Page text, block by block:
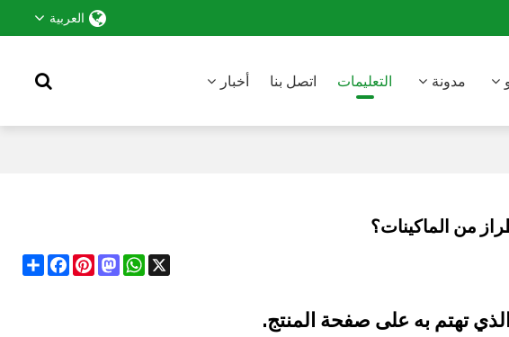
العربية
مدونة التعليمات اتصل بنا أخبار
من الماكينات؟
Share
Facebook
Pinterest
Mastodon
WhatsApp
X
تهتم به على صفحة المنتج.